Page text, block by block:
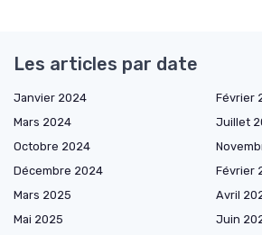
Les articles par date
Janvier 2024
Février
Mars 2024
Juillet
Octobre 2024
Décembre 2024
Février
Mars 2025
Avril
Mai 2025
Juin